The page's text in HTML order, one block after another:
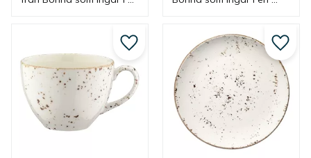
handtag som är en bra
serveringsskål och
matskål.
Lägg till i favoriter Lägg